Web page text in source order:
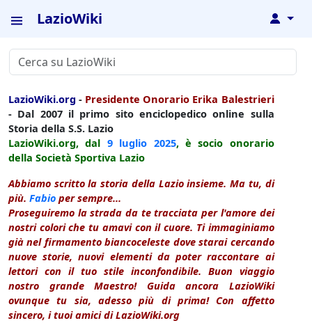
LazioWiki ↓
LazioWiki.org - Presidente Onorario Erika Balestrieri
- Dal 2007 il primo sito enciclopedico online sulla
Storia della S.S. Lazio
LazioWiki.org, dal 9 luglio 2025, è socio onorario
della Società Sportiva Lazio
Abbiamo scritto la storia della Lazio insieme. Ma tu, di
più. Fabio per sempre...
Proseguiremo la strada da te tracciata per l'amore dei
nostri colori che tu amavi con il cuore. Ti immaginiamo
già nel firmamento biancoceleste dove starai cercando
nuove storie, nuovi elementi da poter raccontare ai
lettori con il tuo stile inconfondibile. Buon viaggio
nostro grande Maestro! Guida ancora LazioWiki
ovunque tu sia, adesso più di prima! Con affetto
sincero, i tuoi amici di LazioWiki.org